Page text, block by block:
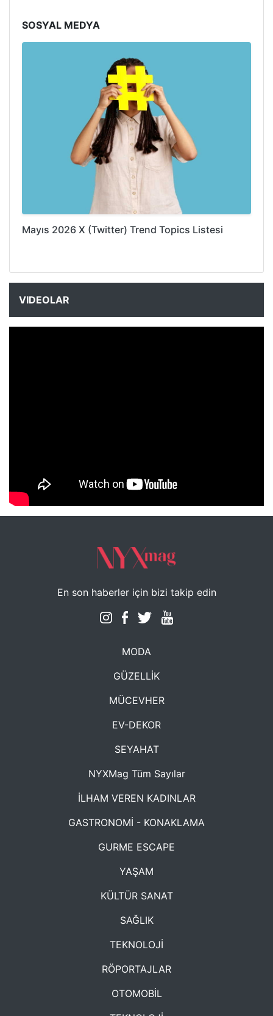
SOSYAL MEDYA
Mayıs 2026 X (Twitter) Trend Topics Listesi
VIDEOLAR
NYXmag 2. Yaş Kutlama Etkinliği
En son haberler için bizi takip edin
MODA
GÜZELLİK
MÜCEVHER
EV-DEKOR
SEYAHAT
NYXMag Tüm Sayılar
İLHAM VEREN KADINLAR
GASTRONOMİ - KONAKLAMA
GURME ESCAPE
YAŞAM
KÜLTÜR SANAT
SAĞLIK
TEKNOLOJİ
RÖPORTAJLAR
OTOMOBİL